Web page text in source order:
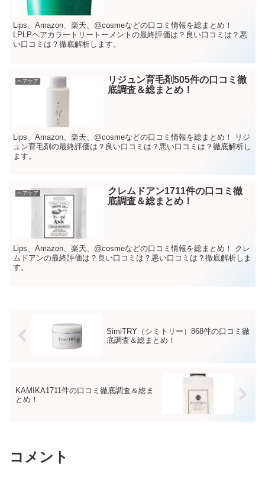
Lips、Amazon、楽天、@cosmeなどの口コミ情報を総まとめ！
LPLPヘアカラートリートーメントの最終評価は？良い口コミは？悪
い口コミは？徹底解析します。
ヘアケア
リジュン育毛剤505件の口コミ徹
底調査＆総まとめ！
Lips、Amazon、楽天、@cosmeなどの口コミ情報を総まとめ！ リジ
ュン育毛剤の最終評価は？良い口コミは？悪い口コミは？徹底解析し
ます。
ヘアケア
クレムドアン1711件の口コミ徹
底調査＆総まとめ！
Lips、Amazon、楽天、@cosmeなどの口コミ情報を総まとめ！ クレ
ムドアンの最終評価は？良い口コミは？悪い口コミは？徹底解析しま
す。
SimiTRY（シミトリー）868件の口コミ徹
底調査＆総まとめ！
KAMIKA1711件の口コミ徹底調査＆総ま
とめ！
コメント